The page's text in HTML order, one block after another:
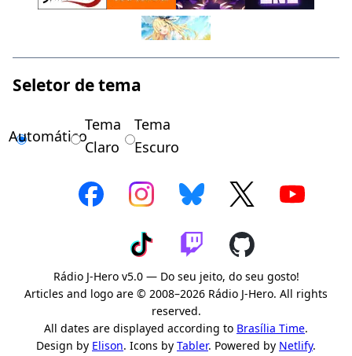
Seletor de tema
Automático
Tema
Claro
Tema
Escuro
Rádio J-Hero v5.0 — Do seu jeito, do seu gosto!
Articles and logo are © 2008–2026 Rádio J-Hero. All rights
reserved.
All dates are displayed according to Brasília Time.
Design by Elison. Icons by Tabler. Powered by Netlify.